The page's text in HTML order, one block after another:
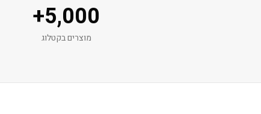
5,000
+
מוצרים בקטלוג